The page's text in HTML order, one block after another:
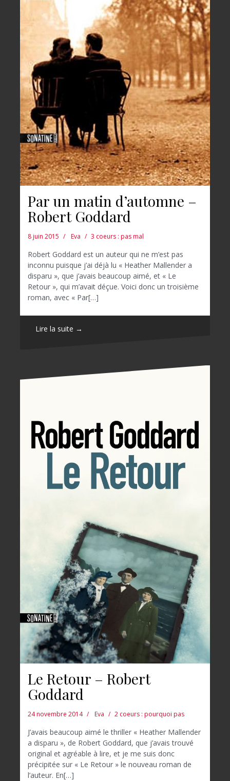
Par un matin d’automne –
Robert Goddard
8 juin 2015 Eva 3 coeurs : pas mal
Robert Goddard est un auteur qui ne m’est pas
inconnu puisque j’ai déjà lu « Heather Mallender a
disparu », que j’avais beaucoup aimé, et « Le
Retour », qui m’avait déçue. Voici donc un troisième
roman, avec « Par[…]
Lire la suite →
Le Retour – Robert
Goddard
24 novembre 2014 Eva 2 coeurs : pourquoi pas
J’avais beaucoup aimé le thriller « Heather Mallender
a disparu », de Robert Goddard, que j’avais trouvé
original et agréable à lire, et je me suis donc
précipitée sur « Le Retour » le nouveau roman de
l’auteur. En[…]